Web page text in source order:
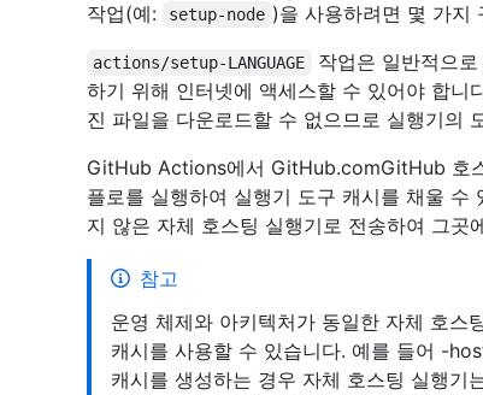
작업(예: setup-node )을 사용하려면 몇 가지
actions/setup-LANGUAGE
작업은 일반적으
하기 위해 인터넷에 액세스할 수 있어야 합니
진 파일을 다운로드할 수 없으므로 실행기의
GitHub Actions에서 GitHub.comGitHub 호
플로를 실행하여 실행기 도구 캐시를 채울 수
지 않은 자체 호스팅 실행기로 전송하여 그곳
참고
운영 체제와 아키텍처가 동일한 자체 호
캐시를 사용할 수 있습니다. 예를 들어 -
캐시를 생성하는 경우 자체 호스팅 실행